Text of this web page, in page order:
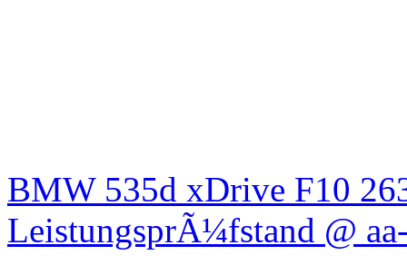
BMW 535d xDrive F10
LeistungsprÃ¼fstand @